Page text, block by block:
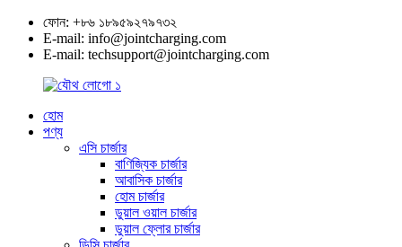
ফোন: +৮৬ ১৮৯৫৯২৭৯৭৩২
E-mail: info@jointcharging.com
E-mail: techsupport@jointcharging.com
হোম
পণ্য
এসি চার্জার
বাণিজ্যিক চার্জার
আবাসিক চার্জার
হোম চার্জার
ডুয়াল ওয়াল চার্জার
ডুয়াল ফ্লোর চার্জার